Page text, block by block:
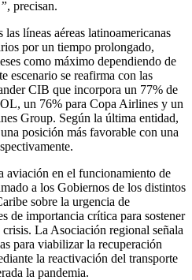
, precisan.
líneas aéreas latinoamericanas
por un tiempo prolongado,
como máximo dependiendo de
escenario se reafirma con las
CIB que incorpora un 77% de
un 76% para Copa Airlines y un
Group. Según la última entidad,
posición más favorable con una
aviación en el funcionamiento de
a los Gobiernos de los distintos
sobre la urgencia de
de importancia crítica para sostener
crisis. La Asociación regional señala
para viabilizar la recuperación
la reactivación del transporte
la pandemia.